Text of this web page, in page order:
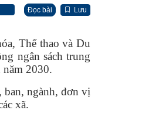
Đọc bài Lưu
Thể thao và Du
ngân sách trung
2030.
ban, ngành, đơn vị
xã.